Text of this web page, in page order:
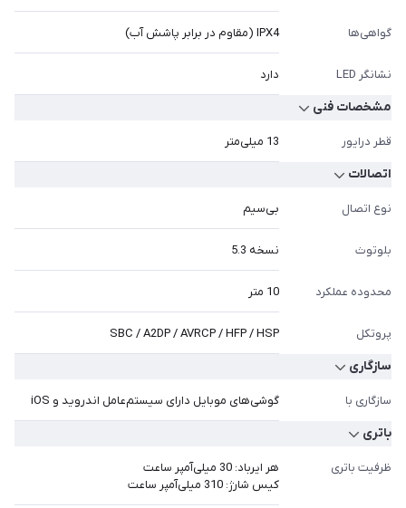
گواهی‌ها IPX4 (مقاوم در برابر پاشش آب)
نشانگر LED دارد
مشخصات فنی
قطر درایور 13 میلی‌متر
اتصالات
نوع اتصال بی‌سیم
بلوتوث نسخه 5.3
محدوده عملکرد 10 متر
پروتکل SBC / A2DP / AVRCP / HFP / HSP
سازگاری
سازگاری با گوشی‌های موبایل دارای سیستم‌عامل اندروید و iOS
باتری
ظرفیت باتری
هر ایرباد: 30 میلی‌آمپر ساعت
کیس شارژ: 310 میلی‌آمپر ساعت